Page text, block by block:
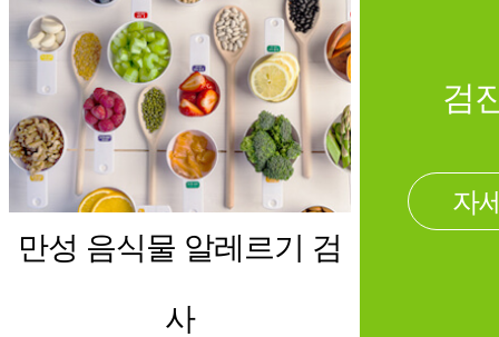
만성 음식물 알레르기 검
사
검
자